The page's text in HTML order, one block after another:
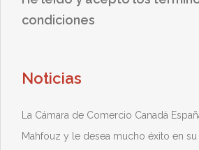
condiciones
Noticias
La Cámara de Comercio Canadá
Mahfouz y le desea mucho éxito en su